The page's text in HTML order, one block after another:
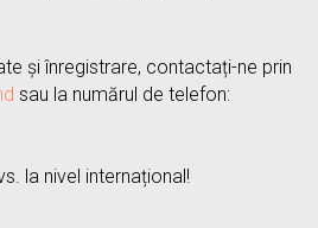
și înregistrare, contactați-ne prin
sau la numărul de telefon:
la nivel internațional!